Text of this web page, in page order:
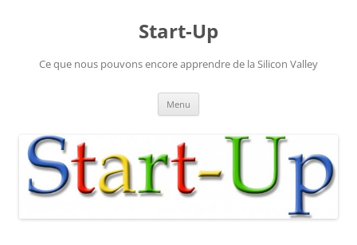
Start-Up
Ce que nous pouvons encore apprendre de la Silicon Valley
Menu